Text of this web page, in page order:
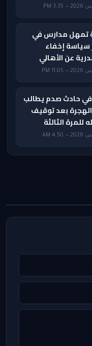
تمهل مدارس في
لتغيير سياسة إخفاء
عن الأهالي
في حادث صدم يطالب
بعد توقيف
للمرة الثالثة